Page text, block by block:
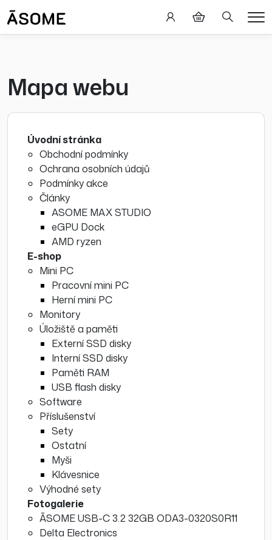
Hledání
Mapa webu
Úvodní stránka
Obchodní podmínky
Ochrana osobních údajů
Podmínky akce
Články
ASOME MAX STUDIO
eGPU Dock
AMD ryzen
E-shop
Mini PC
Pracovní mini PC
Herní mini PC
Monitory
Úložiště a paměti
Externí SSD disky
Interní SSD disky
Paměti RAM
USB flash disky
Software
Příslušenství
Sety
Ostatní
Myši
Klávesnice
Výhodné sety
Fotogalerie
ĀSOME USB-C 3.2 32GB ODA3-0320S0R11
Delta Electronics